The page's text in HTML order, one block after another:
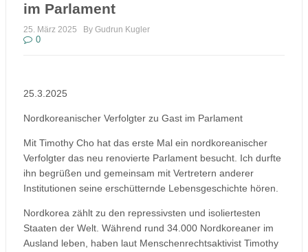
im Parlament
25. März 2025 By Gudrun Kugler
0
25.3.2025
Nordkoreanischer Verfolgter zu Gast im Parlament
Mit Timothy Cho hat das erste Mal ein nordkoreanischer
Verfolgter das neu renovierte Parlament besucht. Ich durfte
ihn begrüßen und gemeinsam mit Vertretern anderer
Institutionen seine erschütternde Lebensgeschichte hören.
Nordkorea zählt zu den repressivsten und isoliertesten
Staaten der Welt. Während rund 34.000 Nordkoreaner im
Ausland leben, haben laut Menschenrechtsaktivist Timothy